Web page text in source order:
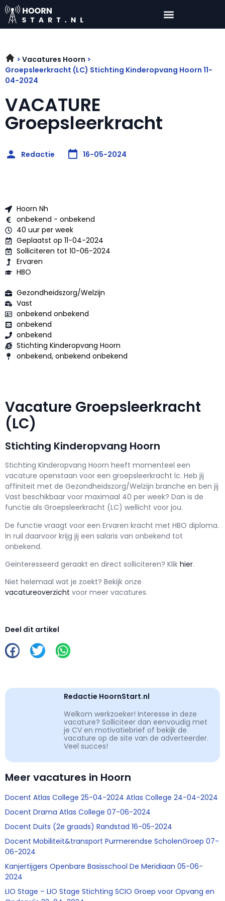
Vacatures Hoorn
Groepsleerkracht (LC) Stichting Kinderopvang Hoorn 11-
04-2024
VACATURE
Groepsleerkracht
Redactie 16-05-2024
Hoorn Nh
onbekend - onbekend
40 uur per week
Geplaatst op 11-04-2024
Solliciteren tot 10-06-2024
Ervaren
HBO
Gezondheidszorg/Welzijn
Vast
onbekend onbekend
onbekend
onbekend
Stichting Kinderopvang Hoorn
onbekend, onbekend onbekend
Vacature Groepsleerkracht
(LC)
Stichting Kinderopvang Hoorn
Stichting Kinderopvang Hoorn heeft momenteel een
vacature openstaan voor een groepsleerkracht lc. Heb jij
affiniteit met de Gezondheidszorg/Welzijn branche en ben jij
Vast beschikbaar voor maximaal 40 per week? Dan is de
functie als Groepsleerkracht (LC) wellicht voor jou.
De functie vraagt voor een Ervaren kracht met HBO diploma.
In ruil daarvoor krijg jij een salaris van onbekend tot
onbekend.
Geïnteresseerd geraakt en direct solliciteren? Klik hier.
Niet helemaal wat je zoekt? Bekijk onze
vacatureoverzicht voor meer vacatures.
Deel dit artikel
Redactie HoornStart.nl
Welkom werkzoeker! Interesse in deze
vacature? Solliciteer dan eenvoudig met
je CV en motivatiebrief of bekijk de
vacature op de site van de adverteerder.
Veel succes!
Meer vacatures in Hoorn
Docent Atlas College 25-04-2024 Atlas College 24-04-2024
Docent Drama Atlas College 07-06-2024
Docent Duits (2e graads) Randstad 16-05-2024
Docent Mobiliteit&transport Purmerendse ScholenGroep 07-
06-2024
Kanjertijgers Openbare Basisschool De Meridiaan 05-06-
2024
LIO Stage – LIO Stage Stichting SCIO Groep voor Opvang en